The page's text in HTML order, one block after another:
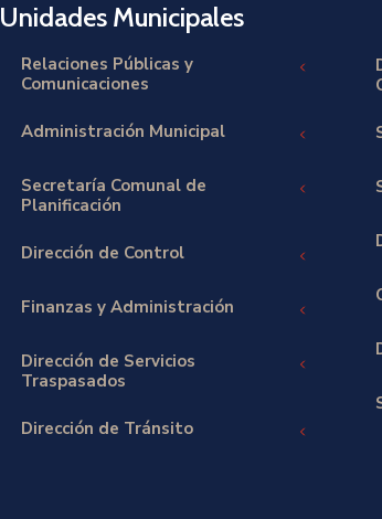
Unidades Municipales
Relaciones Públicas y
Comunicaciones
Administración Municipal
Secretaría Comunal de
Planificación
Dirección de Control
Finanzas y Administración
Dirección de Servicios
Traspasados
Dirección de Tránsito